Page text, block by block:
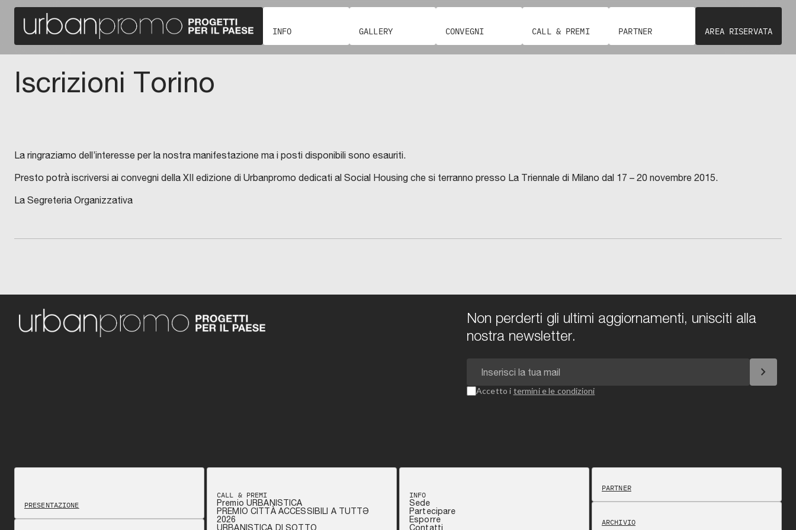
INFO GALLERY CONVEGNI CALL & PREMI PARTNER AREA RISERVATA
Iscrizioni Torino
La ringraziamo dell’interesse per la nostra manifestazione ma i posti disponibili sono esauriti.
Presto potrà iscriversi ai convegni della XII edizione di Urbanpromo dedicati al Social Housing che si terranno presso La Triennale di Milano dal 17 – 20 novembre 2015.
La Segreteria Organizzativa
Non perderti gli ultimi aggiornamenti, unisciti alla
nostra newsletter.
chevron_right
Accetto i termini e le condizioni
PRESENTAZIONE
CALL & PREMI
Premio URBANISTICA
PREMIO CITTÀ ACCESSIBILI A TUTTƏ
2026
URBANISTICA DI SOTTO
INFO
Sede
Partecipare
Esporre
Contatti
PARTNER
ARCHIVIO